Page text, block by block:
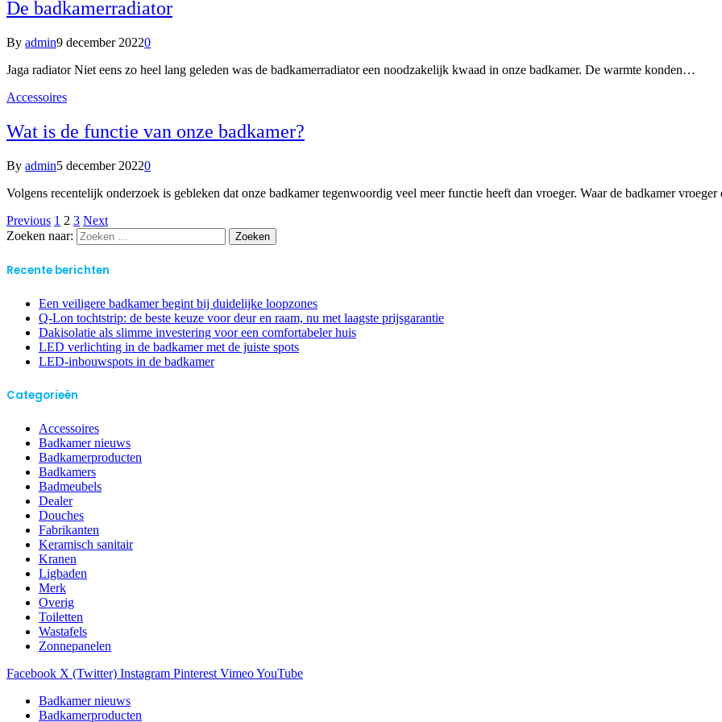
De badkamerradiator
By admin9 december 20220
Jaga radiator Niet eens zo heel lang geleden was de badkamerradiator een noodzakelijk kwaad in onze badkamer. De warmte konden…
Accessoires
Wat is de functie van onze badkamer?
By admin5 december 20220
Volgens recentelijk onderzoek is gebleken dat onze badkamer tegenwoordig veel meer functie heeft dan vroeger. Waar de badkamer
Previous 1 2 3 Next
Zoeken naar:
Recente berichten
Een veiligere badkamer begint bij duidelijke loopzones
Q-Lon tochtstrip: de beste keuze voor deur en raam, nu met laagste prijsgarantie
Dakisolatie als slimme investering voor een comfortabeler huis
LED verlichting in de badkamer met de juiste spots
LED-inbouwspots in de badkamer
Categorieën
Accessoires
Badkamer nieuws
Badkamerproducten
Badkamers
Badmeubels
Dealer
Douches
Fabrikanten
Keramisch sanitair
Kranen
Ligbaden
Merk
Overig
Toiletten
Wastafels
Zonnepanelen
Facebook X (Twitter) Instagram Pinterest VimeoYouTube
Badkamer nieuws
Badkamerproducten